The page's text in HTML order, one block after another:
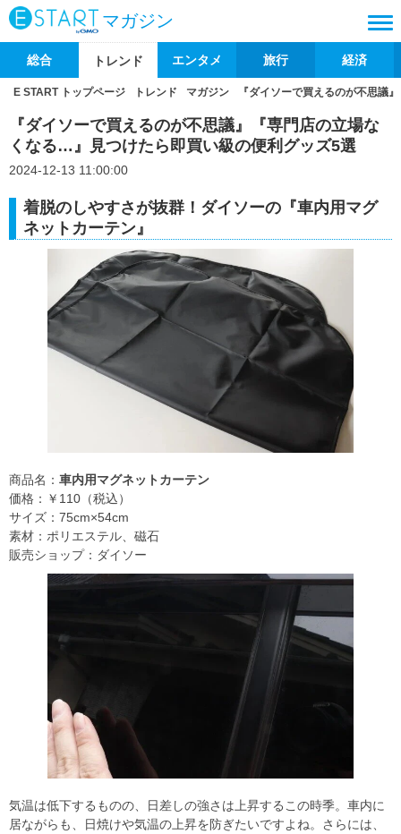
マガジン
総合 トレンド エンタメ 旅行 経済
E START トップページ トレンド マガジン 『ダイソーで買えるのが不思議
『ダイソーで買えるのが不思議』『専門店の立場な
くなる…』見つけたら即買い級の便利グッズ5選
2024-12-13 11:00:00
着脱のしやすさが抜群！ダイソーの『車内用マグ
ネットカーテン』
商品名： 車内用マグネットカーテン
価格：￥110（税込）
サイズ：75cm×54cm
素材：ポリエステル、磁石
販売ショップ：ダイソー
気温は低下するものの、日差しの強さは上昇するこの時季。車内に
居ながらも、日焼けや気温の上昇を防ぎたいですよね。さらには、